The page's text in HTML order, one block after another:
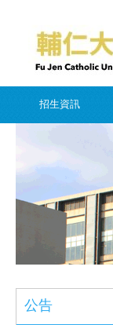
招生資訊
公告